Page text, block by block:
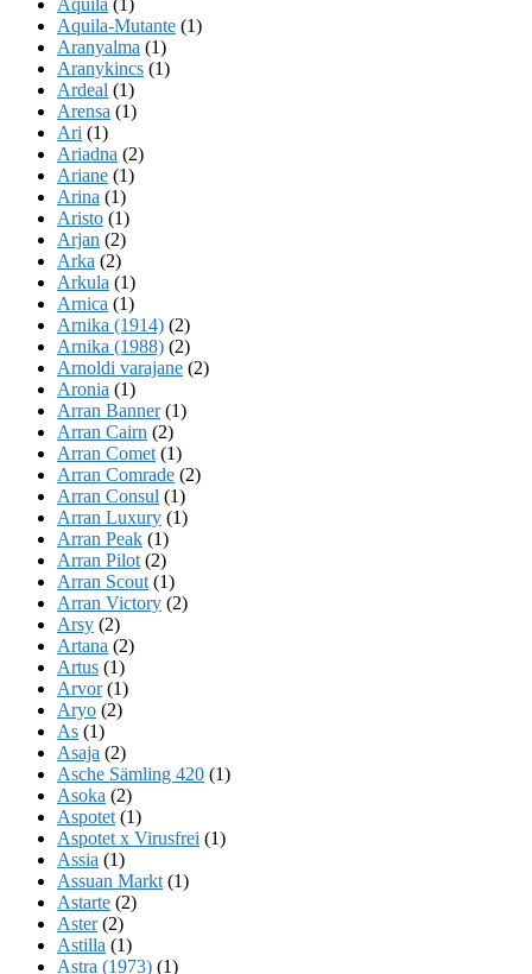
Aquila-Mutante (1)
Aranyalma (1)
Aranykincs (1)
Ardeal (1)
Arensa (1)
Ari (1)
Ariadna (2)
Ariane (1)
Arina (1)
Aristo (1)
Arjan (2)
Arka (2)
Arkula (1)
Arnica (1)
Arnika (1914) (2)
Arnika (1988) (2)
Arnoldi varajane (2)
Aronia (1)
Arran Banner(1)
Arran Cairn (2)
Arran Comet (1)
Arran Comrade (2)
Arran Consul (1)
Arran Luxury (1)
Arran Peak (1)
Arran Pilot (2)
Arran Scout (1)
Arran Victory (2)
Arsy (2)
Artana (2)
Artus (1)
Arvor(1)
Aryo (2)
As (1)
Asaja (2)
Asche Sämling 420 (1)
Asoka (2)
Aspotet (1)
Aspotet x Virusfrei (1)
Assia (1)
Assuan Markt (1)
Astarte (2)
Aster(2)
Astilla (1)
Astra (1973) (1)